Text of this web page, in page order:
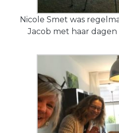
Nicole Smet was
Jacob met haar